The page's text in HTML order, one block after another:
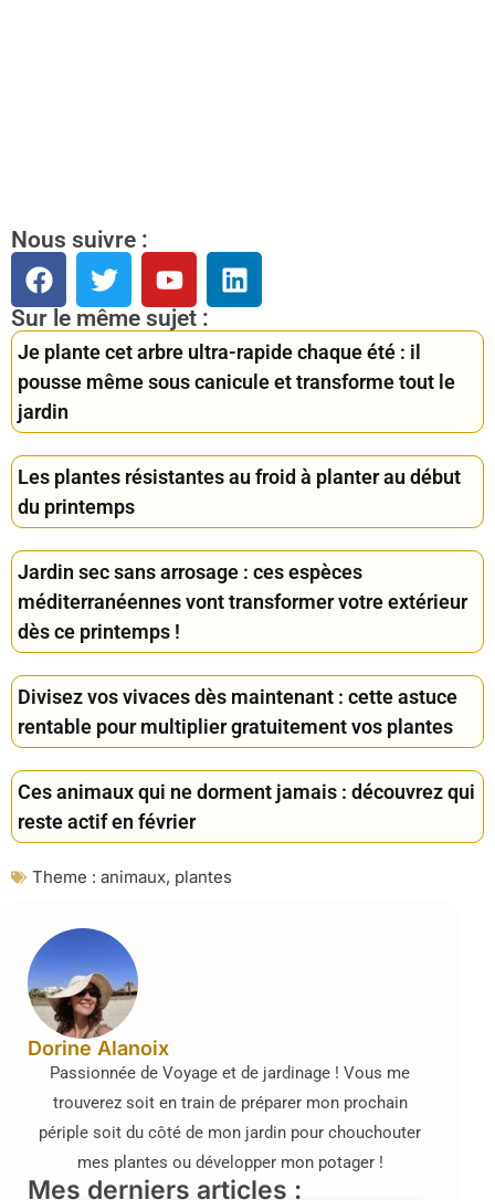
Nous suivre :
Sur le même sujet :
Je plante cet arbre ultra-rapide chaque été : il
pousse même sous canicule et transforme tout le
jardin
Les plantes résistantes au froid à planter au début
du printemps
Jardin sec sans arrosage : ces espèces
méditerranéennes vont transformer votre extérieur
dès ce printemps !
Divisez vos vivaces dès maintenant : cette astuce
rentable pour multiplier gratuitement vos plantes
Ces animaux qui ne dorment jamais : découvrez qui
reste actif en février
Theme : animaux, plantes
Dorine Alanoix
Passionnée de Voyage et de jardinage ! Vous me
trouverez soit en train de préparer mon prochain
périple soit du côté de mon jardin pour chouchouter
mes plantes ou développer mon potager !
Mes derniers articles :